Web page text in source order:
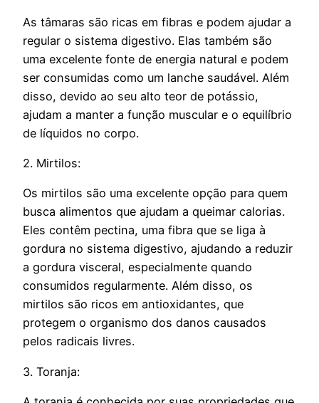
As tâmaras são ricas em fibras e podem ajudar a
regular o sistema digestivo. Elas também são
uma excelente fonte de energia natural e podem
ser consumidas como um lanche saudável. Além
disso, devido ao seu alto teor de potássio,
ajudam a manter a função muscular e o equilíbrio
de líquidos no corpo.
2. Mirtilos:
Os mirtilos são uma excelente opção para quem
busca alimentos que ajudam a queimar calorias.
Eles contêm pectina, uma fibra que se liga à
gordura no sistema digestivo, ajudando a reduzir
a gordura visceral, especialmente quando
consumidos regularmente. Além disso, os
mirtilos são ricos em antioxidantes, que
protegem o organismo dos danos causados
pelos radicais livres.
3. Toranja: